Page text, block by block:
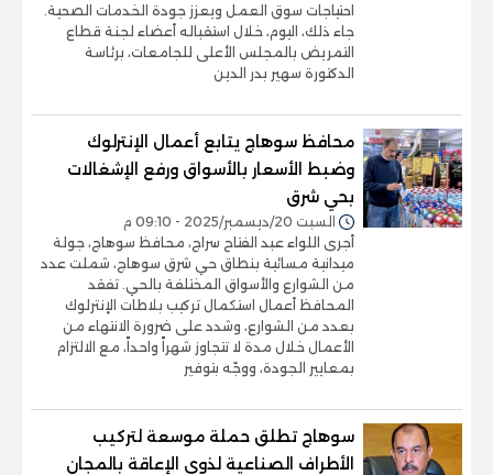
احتياجات سوق العمل ويعزز جودة الخدمات الصحية.
جاء ذلك، اليوم، خلال استقباله أعضاء لجنة قطاع
التمريض بالمجلس الأعلى للجامعات، برئاسة
الدكتورة سهير بدر الدين
محافظ سوهاج يتابع أعمال الإنترلوك
وضبط الأسعار بالأسواق ورفع الإشغالات
بحي شرق
السبت 20/ديسمبر/2025 - 09:10 م
أجرى اللواء عبد الفتاح سراج، محافظ سوهاج، جولة
ميدانية مسائية بنطاق حي شرق سوهاج، شملت عدد
من الشوارع والأسواق المختلفة بالحي. تفقد
المحافظ أعمال استكمال تركيب بلاطات الإنترلوك
بعدد من الشوارع، وشدد على ضرورة الانتهاء من
الأعمال خلال مدة لا تتجاوز شهراً واحداً، مع الالتزام
بمعايير الجودة، ووجّه بتوفير
سوهاج تطلق حملة موسعة لتركيب
الأطراف الصناعية لذوي الإعاقة بالمجان